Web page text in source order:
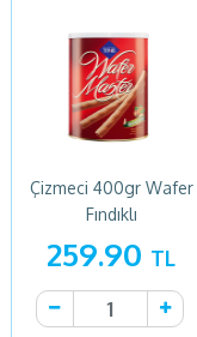
Çizmeci 400gr Wafer
Fındıklı
259.90 TL